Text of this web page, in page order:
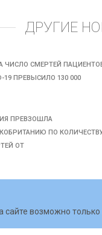
ДРУГИЕ
ЧИСЛО СМЕРТЕЙ
19 ПРЕВЫСИЛО 130 000
ПРЕВЗОШЛА
ПО
ОТ
сайте возможно только